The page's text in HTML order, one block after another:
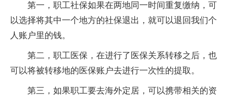
第一，职工社保如果在两地同一时间重复缴纳，可
以选择将其中一个地方的社保退出，就可以退回我们个
人账户里的钱。
第二，职工医保，在进行了医保关系转移之后，也
可以将被转移地的医保账户去进行一次性的提取。
第三，如果职工要去海外定居，可以携带相关的资